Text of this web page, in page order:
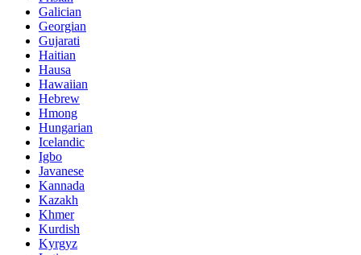
Galician
Georgian
Gujarati
Haitian
Hausa
Hawaiian
Hebrew
Hmong
Hungarian
Icelandic
Igbo
Javanese
Kannada
Kazakh
Khmer
Kurdish
Kyrgyz